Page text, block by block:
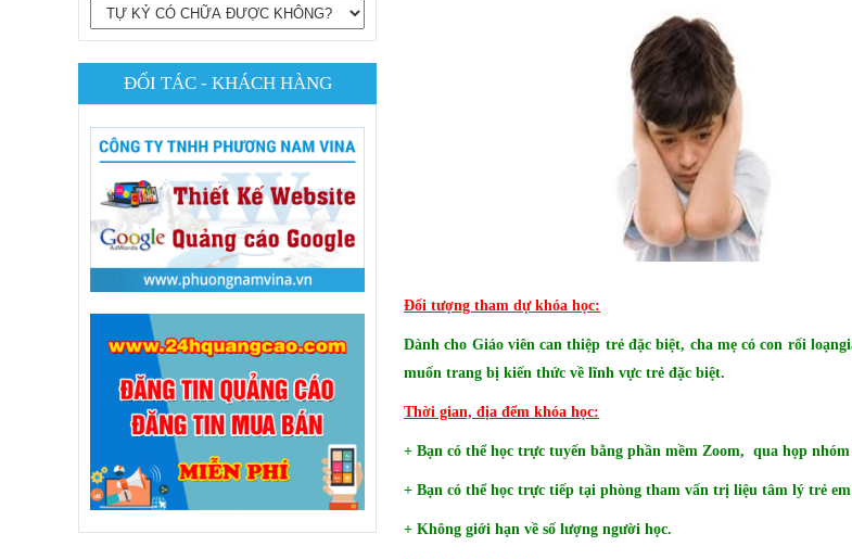
ĐỐI TÁC - KHÁCH HÀNG
Đối tượng tham dự khóa học:
Dành cho Giáo viên can thiệp trẻ đặc biệt, cha mẹ có con rối
muốn trang bị kiến thức về lĩnh vực trẻ đặc biệt.
Thời gian, địa đểm khóa học:
+ Bạn có thể học trực tuyến bằng phần mềm Zoom, qua họp
+ Bạn có thể học trực tiếp tại phòng tham vấn trị liệu tâm lý trẻ
+ Không giới hạn về số lượng người học.